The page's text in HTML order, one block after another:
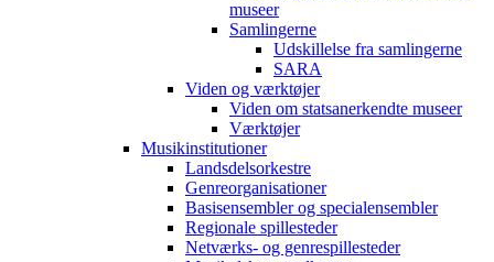
museer
Samlingerne
Udskillelse fra samlingerne
SARA
Viden og værktøjer
Viden om statsanerkendte museer
Værktøjer
Musikinstitutioner
Landsdelsorkestre
Genreorganisationer
Basisensembler og specialensembler
Regionale spillesteder
Netværks- og genrespillesteder